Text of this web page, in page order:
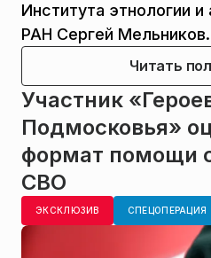
Института этнологии
РАН Сергей Мельников.
Читать
Участник
Подмосковья»
формат помощи
СВО
ЭКСКЛЮЗИВ СПЕЦОПЕРАЦИЯ